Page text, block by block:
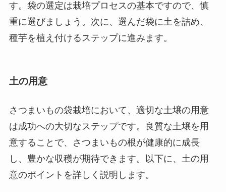
す。袋の選定は栽培プロセスの基本ですので、慎
重に選びましょう。次に、選んだ袋に土を詰め、
種芋を植え付けるステップに進みます。
土の用意
さつまいもの袋栽培において、適切な土壌の用意
は成功への大切なステップです。良質な土壌を用
意することで、さつまいもの根が健康的に成長
し、豊かな収穫が期待できます。以下に、土の用
意のポイントを詳しく説明します。